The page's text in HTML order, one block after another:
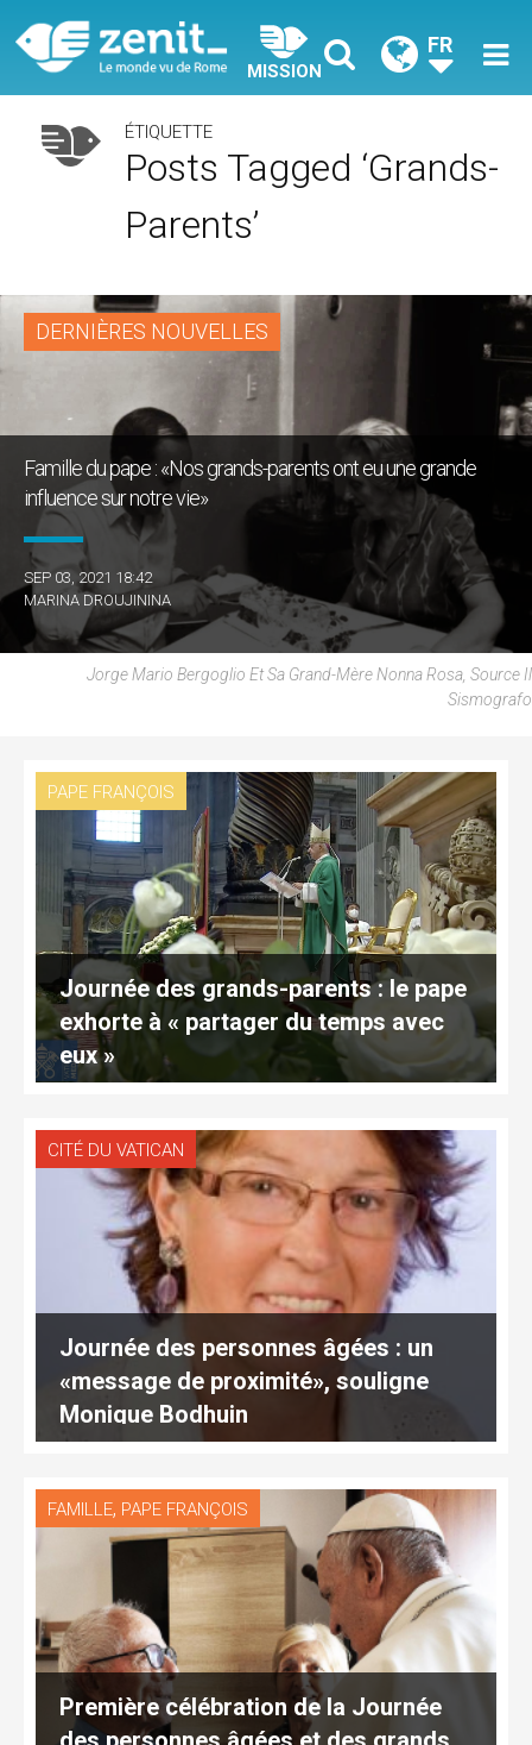
MISSION
FR
ÉTIQUETTE
Posts Tagged ‘grands-
Parents’
DERNIÈRES NOUVELLES
Famille du pape : «Nos grands-parents ont eu une grande
influence sur notre vie»
SEP 03, 2021 18:42
MARINA DROUJININA
Jorge Mario Bergoglio Et Sa Grand-Mère Nonna Rosa, Source Il
Sismografo
PAPE FRANÇOIS
Journée des grands-parents : le pape
exhorte à « partager du temps avec
eux »
CITÉ DU VATICAN
Journée des personnes âgées : un
«message de proximité», souligne
Monique Bodhuin
FAMILLE, PAPE FRANÇOIS
Première célébration de la Journée